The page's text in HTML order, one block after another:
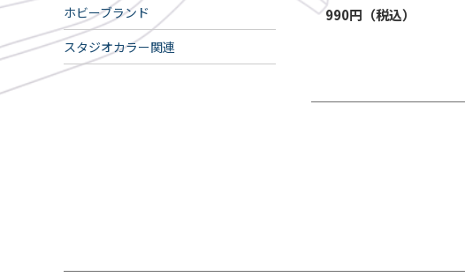
ホビーブランド
スタジオカラー関連
マリ）（K5-SPEC）
990円